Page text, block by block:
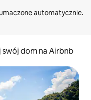
swój dom na Airbnb